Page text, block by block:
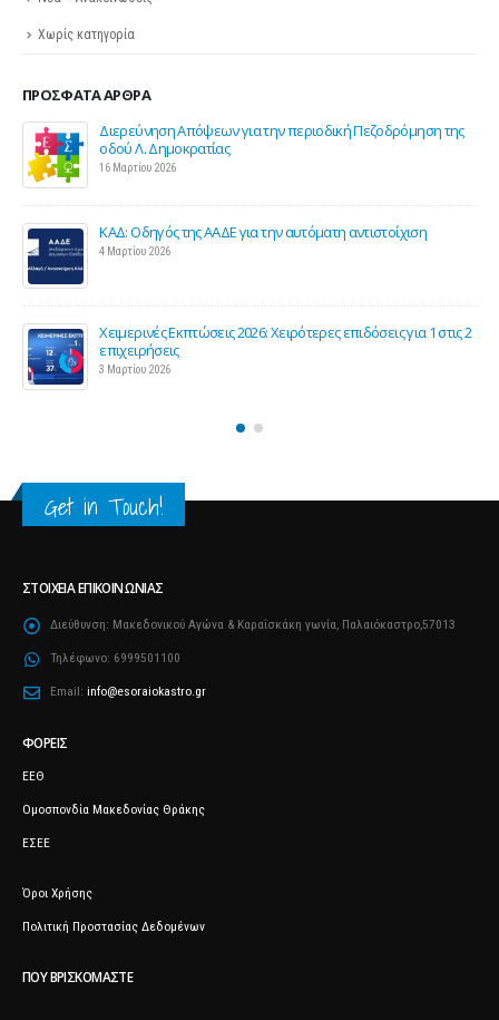
Χωρίς κατηγορία
ΠΡΌΣΦΑΤΑ ΆΡΘΡΑ
Διερεύνηση Απόψεων για την περιοδική Πεζοδρόμηση της
οδού Λ. Δημοκρατίας
16 Μαρτίου 2026
ΚΑΔ: Οδηγός της ΑΑΔΕ για την αυτόματη αντιστοίχιση
4 Μαρτίου 2026
Χειμερινές Εκπτώσεις 2026: Χειρότερες επιδόσεις για 1 στις 2
επιχειρήσεις
3 Μαρτίου 2026
Get in Touch!
ΣΤΟΙΧΕΊΑ ΕΠΙΚΟΙΝΩΝΊΑΣ
Διεύθυνση: Μακεδονικού Αγώνα & Καραΐσκάκη γωνία, Παλαιόκαστρο,57013
Τηλέφωνο: 6999501100
Email: info@esoraiokastro.gr
ΦΟΡΕΊΣ
ΕΕΘ
Ομοσπονδία Μακεδονίας Θράκης
ΕΣΕΕ
Όροι Χρήσης
Πολιτική Προστασίας Δεδομένων
ΠΟΥ ΒΡΙΣΚΌΜΑΣΤΕ